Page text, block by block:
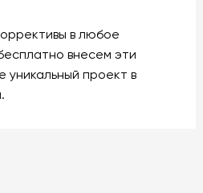
в любое
внесем эти
уникальный проект в